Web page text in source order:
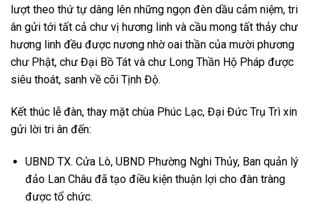
lượt theo thứ tự dâng lên những ngọn đèn dầu cảm niệm, tri
ân gửi tới tất cả chư vị hương linh và cầu mong tất thảy chư
hương linh đều được nương nhờ oai thần của mười phương
chư Phật, chư Đại Bồ Tát và chư Long Thần Hộ Pháp được
siêu thoát, sanh về cõi Tịnh Độ.
Kết thúc lễ đàn, thay mặt chùa Phúc Lạc, Đại Đức Trụ Trì xin
gửi lời tri ân đến:
UBND TX. Cửa Lò, UBND Phường Nghi Thủy, Ban quản lý
đảo Lan Châu đã tạo điều kiện thuận lợi cho đàn tràng
được tổ chức.